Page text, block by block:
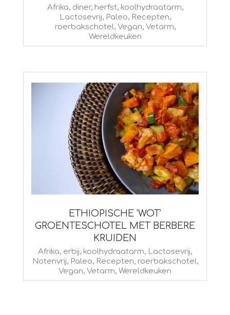
2015-Afrika, diner, herfst, koolhydraatarm,
Lactosevrij, Paleo, Recepten,
roerbakschotel, Vegan, Vetarm,
Wereldkeuken
ETHIOPISCHE ‘WOT’
GROENTESCHOTEL MET BERBERE
KRUIDEN
2015-
09-
Afrika, erbij, koolhydraatarm, Lactosevrij,
Notenvrij, Paleo, Recepten, roerbakschotel,
Vegan, Vetarm, Wereldkeuken